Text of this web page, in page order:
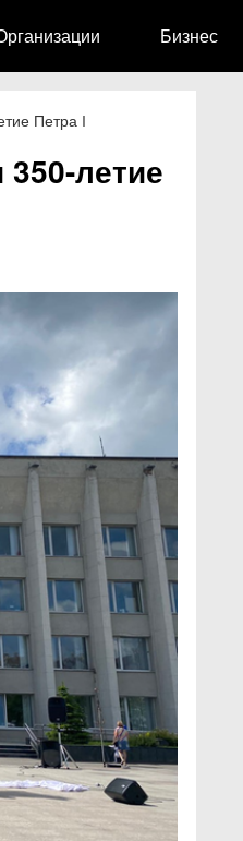
Бизнес
Петра I
летие